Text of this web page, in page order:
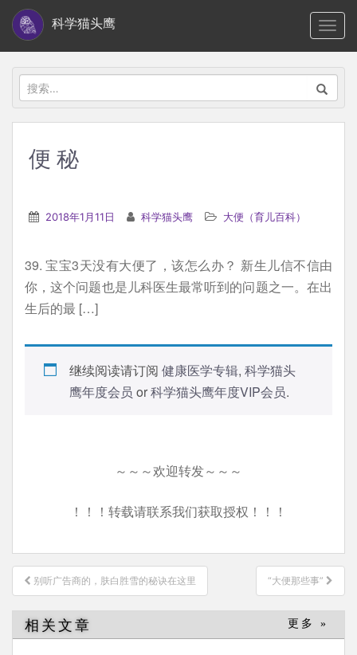
i
科学猫头鹰
搜
索：
便 秘
2018年1月11日 科学猫头鹰 大便（育儿百科）
39. 宝宝3天没有大便了，该怎么办？ 新生儿信不信由
你，这个问题也是儿科医生最常听到的问题之一。在出
生后的最 […]
继续阅读请订阅 健康医学专辑, 科学猫头
鹰年度会员 or科学猫头鹰年度VIP会员.
～～～欢迎转发～～～
！！！转载请联系我们获取授权！！！
文
章
导
航
别听广告商的，肤白胜雪的秘诀在这里 “大便那些事”
相关文章 更多 »